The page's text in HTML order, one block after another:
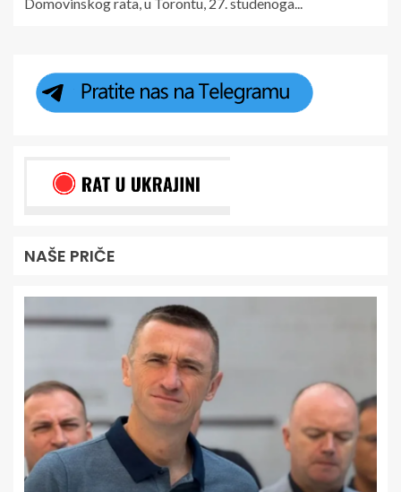
Domovinskog rata, u Torontu, 27. studenoga...
NAŠE PRIČE